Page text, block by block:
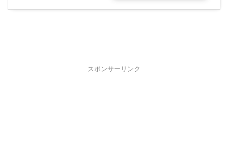
スポンサーリンク